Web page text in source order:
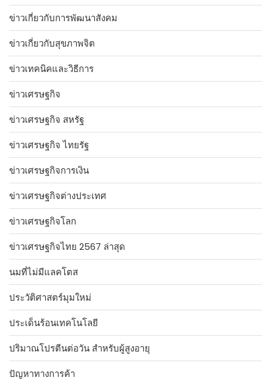
ข่าวเกี่ยวกับการพัฒนาสังคม
ข่าวเกี่ยวกับสุขภาพจิต
ข่าวเทคนิคและวิธีการ
ข่าวเศรษฐกิจ
ข่าวเศรษฐกิจ สหรัฐ
ข่าวเศรษฐกิจ ไทยรัฐ
ข่าวเศรษฐกิจการเงิน
ข่าวเศรษฐกิจต่างประเทศ
ข่าวเศรษฐกิจโลก
ข่าวเศรษฐกิจไทย 2567 ล่าสุด
นมที่ไม่มีแลคโตส
ประวัติศาสตร์มุมใหม่
ประเด็นร้อนเทคโนโลยี
ปริมาณโปรตีนต่อวัน สำหรับผู้สูงอายุ
ปัญหาทางการค้า